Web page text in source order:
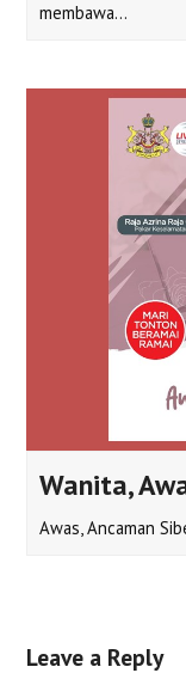
membawa…
Wanita,
Awas, Ancaman
Leave a Reply